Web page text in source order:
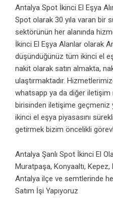
Antalya Spot İkinci El Eşya
Spot olarak 30 yıla varan bir
sektörünün her alanında
İkinci El Eşya Alanlar olarak
düşündüğünüz tüm ikinci el
nakit olarak satın almakta,
ulaştırmaktadır.
whatsapp ya da diğer iletişim
birisinden iletişime geçmeniz
ikinci el eşya piyasasını
getirmek bizim öncelikli
Antalya Şanlı Spot İkinci El
Muratpaşa, Konyaaltı,
Antalya ilçe ve semtlerinde
Satım İşi Yapıyoruz